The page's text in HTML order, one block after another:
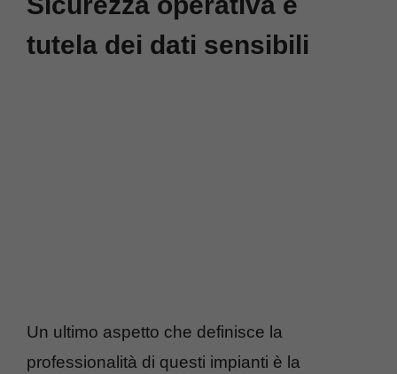
tutela dei dati sensibili
Un ultimo aspetto che definisce la
professionalità di questi impianti è la